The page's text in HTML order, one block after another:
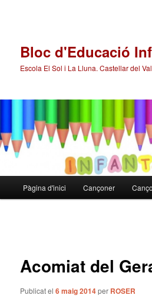
Bloc d'Educació
Escola El Sol i La Lluna. Castellar del
principal
Aneu
principal
Pàgina d'inici Cançoner
Acomiat del
Publicat el6 maig 2014per ROSER